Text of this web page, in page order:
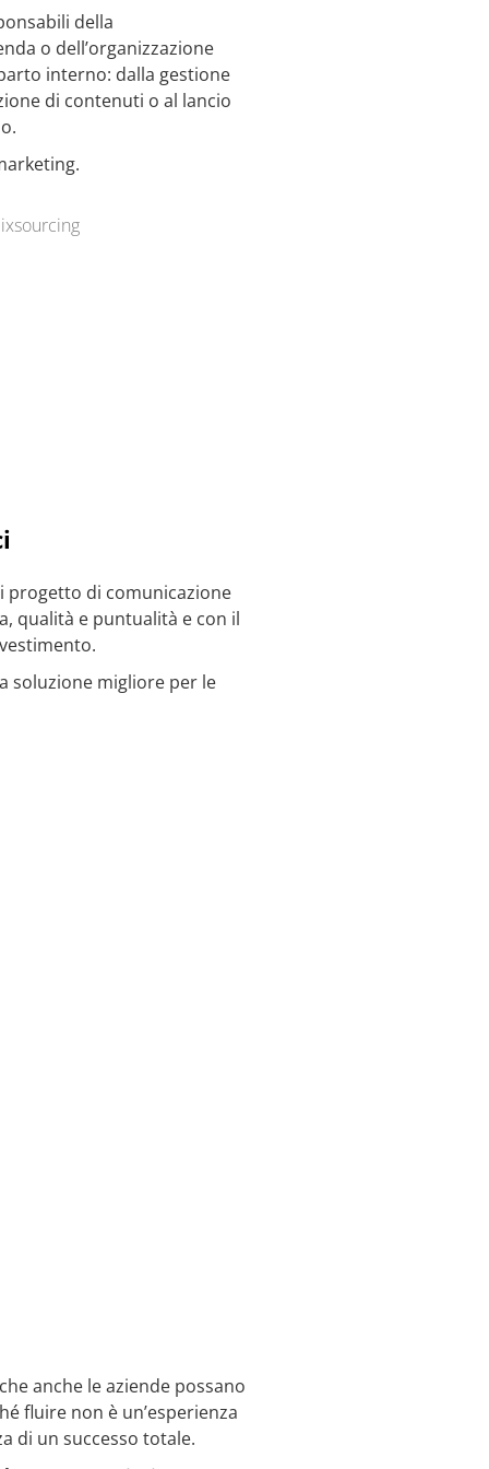
della
o dell’organizzazione
interno: dalla gestione
di contenuti o al lancio
progetto di comunicazione
qualità e puntualità e con il
soluzione migliore per le
anche le aziende possano
fluire non è un’esperienza
di un successo totale.